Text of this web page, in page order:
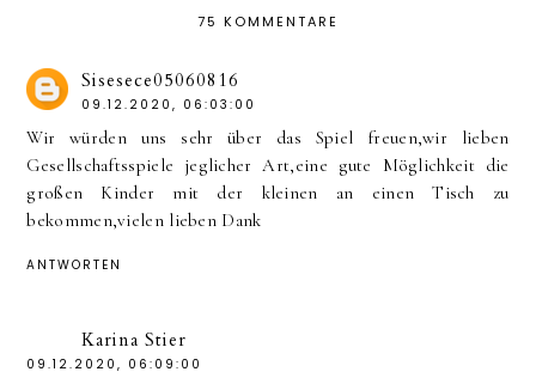
75 KOMMENTARE
Sisesece05060816
09.12.2020, 06:03:00
Wir würden uns sehr über das Spiel freuen,wir lieben
Gesellschaftsspiele jeglicher Art,eine gute Möglichkeit die
großen Kinder mit der kleinen an einen Tisch zu
bekommen,vielen lieben Dank
ANTWORTEN
Karina Stier
09.12.2020, 06:09:00